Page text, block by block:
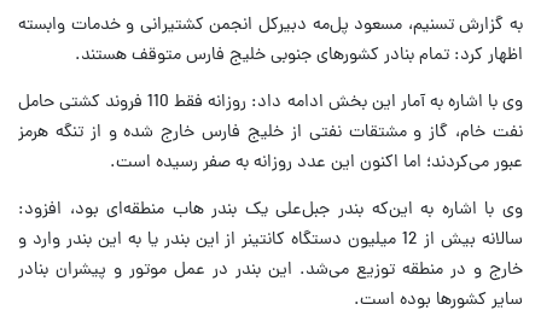
به گزارش تسنیم، مسعود پل‌مه دبیرکل انجمن کشتیرانی و خدمات وابسته
اظهار کرد: تمام بنادر کشورهای جنوبی خلیج فارس متوقف هستند.
وی با اشاره به آمار این بخش ادامه داد:‌ روزانه فقط 110 فروند کشتی حامل
نفت خام، گاز و مشتقات نفتی از خلیج فارس خارج شده و از تنگه هرمز
عبور می‌کردند؛ اما اکنون این عدد روزانه به صفر رسیده است.
وی با اشاره به این‌که بندر جبل‌علی یک بندر هاب منطقه‌ای بود، افزود:‌
سالانه بیش از 12 میلیون دستگاه کانتینر از این بندر یا به این بندر وارد و
خارج و در منطقه توزیع می‌شد. این بندر در عمل موتور و پیشران بنادر
سایر کشورها بوده است.